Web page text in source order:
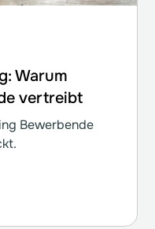
Warum
vertreibt
Bewerbende